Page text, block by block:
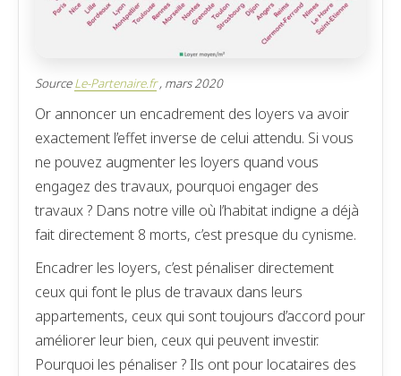
SourceLe-Partenaire.fr, mars 2020
Or annoncer un encadrement des loyers va avoir
exactement l’effet inverse de celui attendu. Si vous
ne pouvez augmenter les loyers quand vous
engagez des travaux, pourquoi engager des
travaux ? Dans notre ville où l’habitat indigne a déjà
fait directement 8 morts, c’est presque du cynisme.
Encadrer les loyers, c’est pénaliser directement
ceux qui font le plus de travaux dans leurs
appartements, ceux qui sont toujours d’accord pour
améliorer leur bien, ceux qui peuvent investir.
Pourquoi les pénaliser ? Ils ont pour locataires des